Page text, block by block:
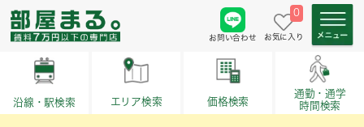
お問い合わせ
0
お気に入り
沿線・駅検索 エリア検索 価格検索
通勤・通学
時間検索